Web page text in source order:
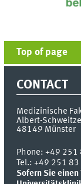
Top of page
CONTACT
Medizinische
Albert-
48149 Münster
Phone:+49 251
Tel.: +49 251
Sofern Sie